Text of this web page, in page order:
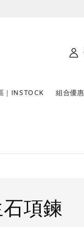
｜INSTOCK 組合優
項鍊